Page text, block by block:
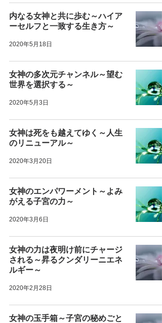
内なる女神と共に歩む～ハイア
ーセルフと一致する生き方～
2020年5月18日
女神の多次元チャンネル～望む
世界を選択する～
2020年5月3日
女神は死をも越えてゆく～人生
のリニューアル～
2020年3月20日
女神のエンパワーメント～よみ
がえる子宮の力～
2020年3月6日
女神の力は夜明け前にチャージ
される～昇るクンダリーニエネ
ルギー～
2020年2月28日
女神の玉手箱～子宮の秘めごと